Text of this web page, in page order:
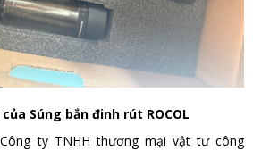
Súng bắn đinh rút ROCOL
ty TNHH thương mại vật tư công